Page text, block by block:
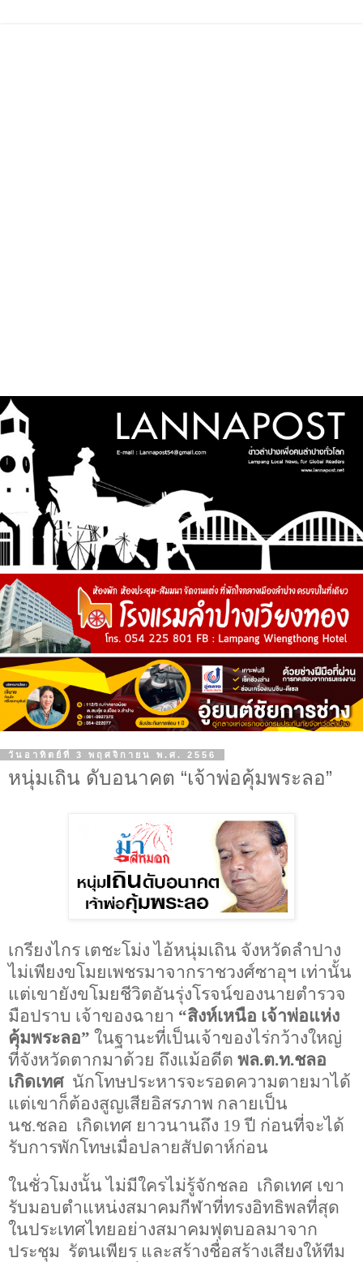
วันอาทิตย์ที่ 3 พฤศจิกายน พ.ศ. 2556
หนุ่มเถิน ดับอนาคต “เจ้าพ่อคุ้มพระลอ”
เกรียงไกร เตชะโม่ง ไอ้หนุ่มเถิน จังหวัดลำปาง
ไม่เพียงขโมยเพชรมาจากราชวงศ์ซาอุฯ เท่านั้น
แต่เขายังขโมยชีวิตอันรุ่งโรจน์ของนายตำรวจ
มือปราบ เจ้าของฉายา “สิงห์เหนือ เจ้าพ่อแห่ง
คุ้มพระลอ” ในฐานะที่เป็นเจ้าของไร่กว้างใหญ่
ที่จังหวัดตากมาด้วย ถึงแม้อดีต พล.ต.ท.ชลอ
เกิดเทศนักโทษประหารจะรอดความตายมาได้
แต่เขาก็ต้องสูญเสียอิสรภาพ กลายเป็น
นช.ชลอ เกิดเทศ ยาวนานถึง 19ปี ก่อนที่จะได้
รับการพักโทษเมื่อปลายสัปดาห์ก่อน
ในชั่วโมงนั้น ไม่มีใครไม่รู้จักชลอ เกิดเทศ เขา
รับมอบตำแหน่งสมาคมกีฬาที่ทรงอิทธิพลที่สุด
ในประเทศไทยอย่างสมาคมฟุตบอลมาจาก
ประชุม รัตนเพียร และสร้างชื่อสร้างเสียงให้ทีม